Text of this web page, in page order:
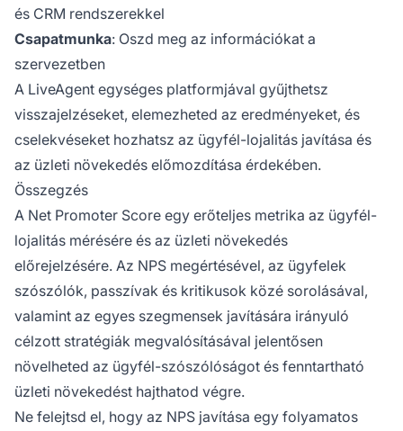
és CRM rendszerekkel
Csapatmunka: Oszd meg az információkat a
szervezetben
A LiveAgent egységes platformjával gyűjthetsz
visszajelzéseket, elemezheted az eredményeket, és
cselekvéseket hozhatsz az ügyfél-lojalitás javítása és
az üzleti növekedés előmozdítása érdekében.
Összegzés
A Net Promoter Score egy erőteljes metrika az ügyfél-
lojalitás mérésére és az üzleti növekedés
előrejelzésére. Az NPS megértésével, az ügyfelek
szószólók, passzívak és kritikusok közé sorolásával,
valamint az egyes szegmensek javítására irányuló
célzott stratégiák megvalósításával jelentősen
növelheted az ügyfél-szószólóságot és fenntartható
üzleti növekedést hajthatod végre.
Ne felejtsd el, hogy az NPS javítása egy folyamatos